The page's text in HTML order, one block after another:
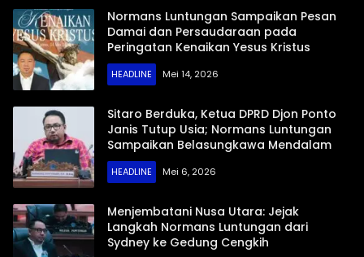
Normans Luntungan Sampaikan Pesan
Damai dan Persaudaraan pada
Peringatan Kenaikan Yesus Kristus
HEADLINE Mei 14, 2026
Sitaro Berduka, Ketua DPRD Djon Ponto
Janis Tutup Usia; Normans Luntungan
Sampaikan Belasungkawa Mendalam
HEADLINE Mei 6, 2026
Menjembatani Nusa Utara: Jejak
Langkah Normans Luntungan dari
Sydney ke Gedung Cengkih